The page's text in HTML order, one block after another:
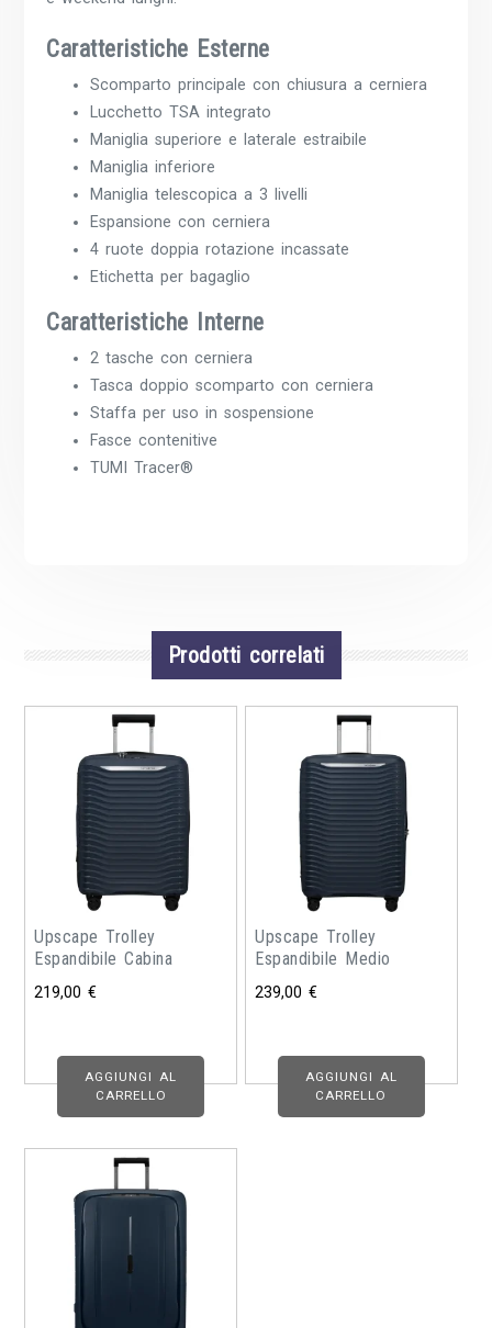
Caratteristiche Esterne
Scomparto principale con chiusura a cerniera
Lucchetto TSA integrato
Maniglia superiore e laterale estraibile
Maniglia inferiore
Maniglia telescopica a 3 livelli
Espansione con cerniera
4 ruote doppia rotazione incassate
Etichetta per bagaglio
Caratteristiche Interne
2 tasche con cerniera
Tasca doppio scomparto con cerniera
Staffa per uso in sospensione
Fasce contenitive
TUMI Tracer®
Prodotti correlati
Upscape Trolley
Espandibile Cabina
219,00€
AGGIUNGI AL
CARRELLO
Upscape Trolley
Espandibile Medio
239,00€
AGGIUNGI AL
CARRELLO